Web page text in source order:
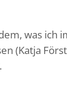
was ich
(Katja